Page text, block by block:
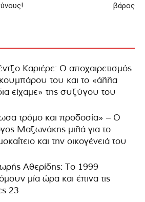
βάρος
Καριέρε: Ο αποχαιρετισμός
του και το «άλλα
είχαμε» της συζύγου του
τρόμο και προδοσία» – Ο
Μαζωνάκης μιλά για το
και την οικογένειά του
Αθερίδης: Το 1999
μία ώρα και έπινα τις
23